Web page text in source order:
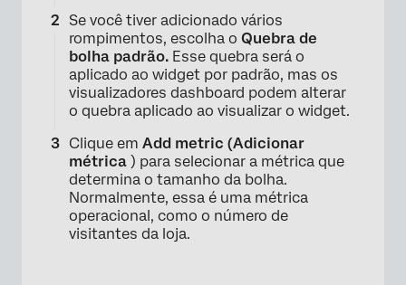
Se você tiver adicionado vários
rompimentos, escolha o Quebra de
bolha padrão. Esse quebra será o
aplicado ao widget por padrão, mas os
visualizadores dashboard podem alterar
o quebra aplicado ao visualizar o widget.
Clique em Add metric (Adicionar
métrica ) para selecionar a métrica que
determina o tamanho da bolha.
Normalmente, essa é uma métrica
operacional, como o número de
visitantes da loja.